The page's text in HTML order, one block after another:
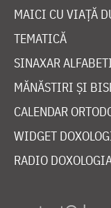
MAICI CU VIAȚĂ
TEMATICĂ
SINAXAR
MĂNĂSTIRI ȘI
CALENDAR
WIDGET
RADIO